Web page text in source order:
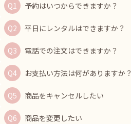
予約はいつからできますか？
平日にレンタルはできますか？
電話での注文はできますか？
お支払い方法は何がありますか？
商品をキャンセルしたい
商品を変更したい